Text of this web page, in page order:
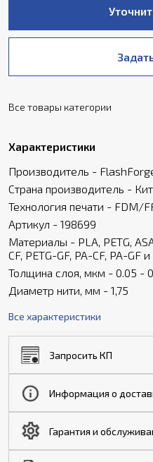
Все товары категории
Характеристики
Производитель -
Страна производитель -
Технология печати - FDM/
Артикул - 198699
Материалы - PLA, PETG,
CF, PETG-GF, PA-CF, PA-GF
Толщина слоя, мкм - 0.05 -
Диаметр нити, мм - 1,75
Все характеристики
Запросить КП
Информация о
Гарантия и